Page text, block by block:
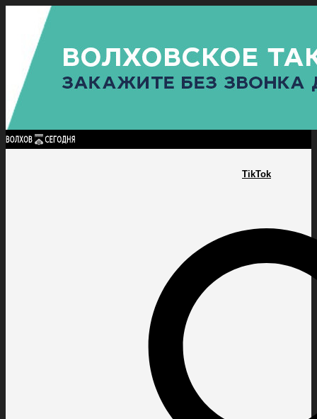
TikTok
Найти:
ГЛАВНАЯ ПОЛИТИКАПРОИСШЕСТВИЯ ПРОКУРАТУРАСПОРТ
ПОЛИТИКА
КУЛЬТУРА
ПОСЕЛЕНИЯ